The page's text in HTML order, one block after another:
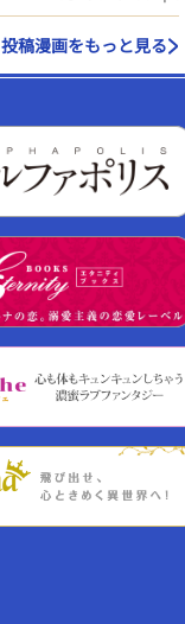
投稿漫画をもっと見る